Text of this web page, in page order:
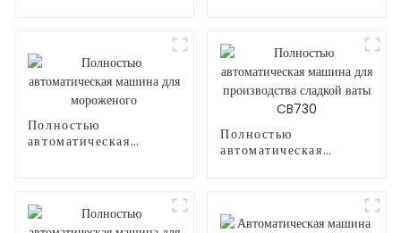
Полностью
автоматическая
Полностью
автоматическая